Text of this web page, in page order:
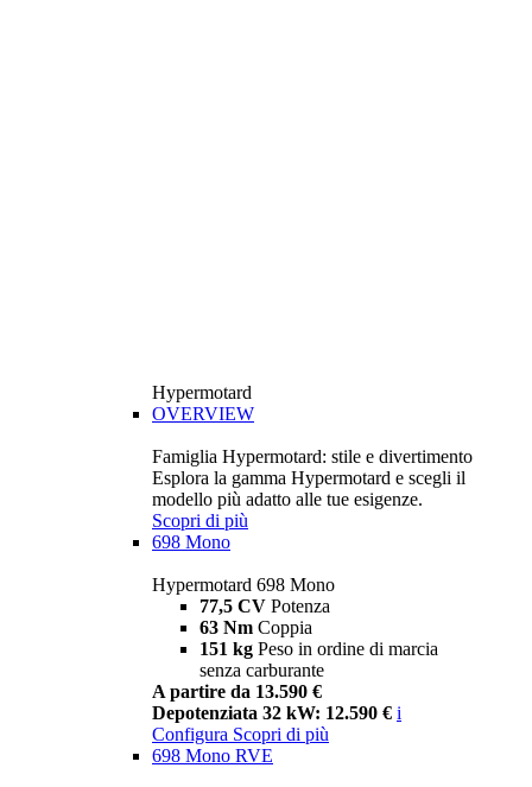
Hypermotard
OVERVIEW
Famiglia Hypermotard: stile e divertimento
Esplora la gamma Hypermotard e scegli il
modello più adatto alle tue esigenze.
Scopri di più
698 Mono
Hypermotard 698 Mono
77,5 CV Potenza
63 Nm Coppia
151 kg Peso in ordine di marcia
senza carburante
A partire da 13.590 €
Depotenziata 32 kW: 12.590 € i
Configura Scopri di più
698 Mono RVE